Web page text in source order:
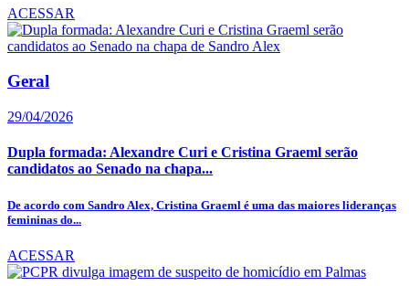
ACESSAR
Geral
29/04/2026
Dupla formada: Alexandre Curi e Cristina Graeml serão
candidatos ao Senado na chapa...
De acordo com Sandro Alex, Cristina Graeml é uma das maiores lideranças
femininas do...
ACESSAR